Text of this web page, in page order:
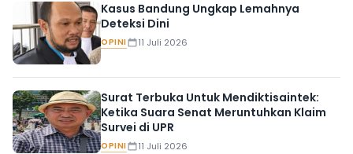
Kasus Bandung Ungkap Lemahnya
Deteksi Dini
OPINI 11 Juli 2026
Surat Terbuka Untuk Mendiktisaintek:
Ketika Suara Senat Meruntuhkan Klaim
Survei di UPR
OPINI 11 Juli 2026